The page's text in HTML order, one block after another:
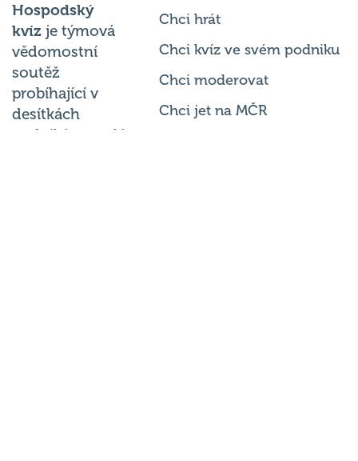
Hospodský
kvíz je týmová
vědomostní
soutěž
probíhající v
desítkách
podniků po celé
Chci hrát
Chci kvíz ve svém podniku
Chci moderovat
Chci jet na MČR